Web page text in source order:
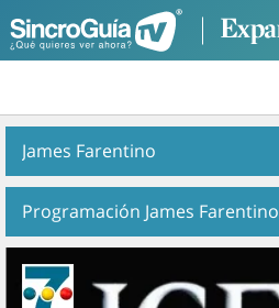
James Farentino
Programación James Farentino